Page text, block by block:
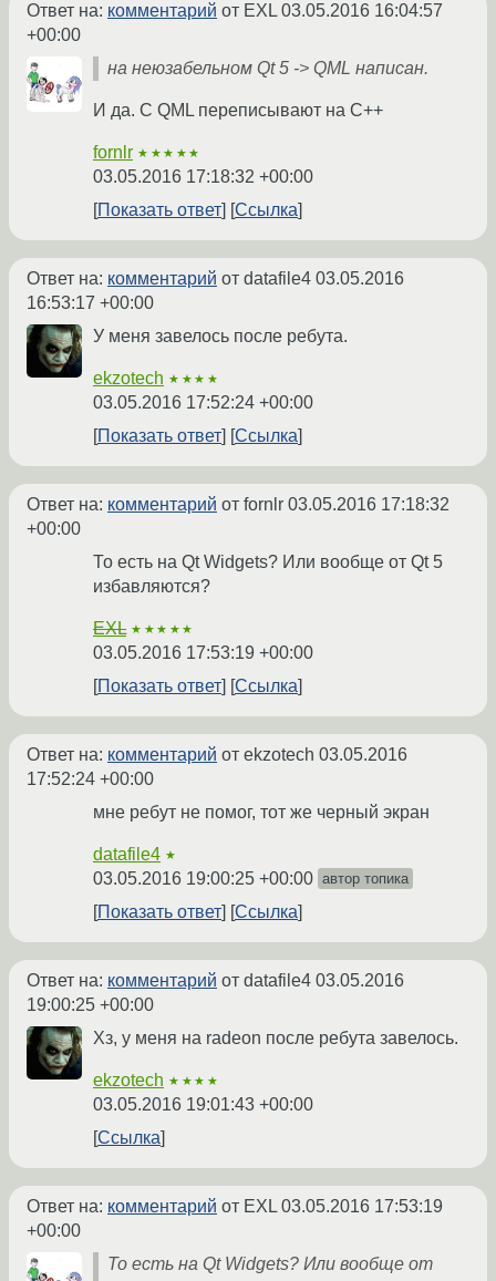
Ответ на: комментарий от EXL 03.05.2016 16:04:57
+00:00
на неюзабельном Qt 5 -> QML написан.
И да. C QML переписывают на C++
fornlr ★★★★★
03.05.2016 17:18:32 +00:00
Показать ответ
Ссылка
Ответ на: комментарий от datafile4 03.05.2016
16:53:17 +00:00
У меня завелось после ребута.
ekzotech ★★★★
03.05.2016 17:52:24 +00:00
Показать ответ
Ссылка
Ответ на: комментарий от fornlr 03.05.2016 17:18:32
+00:00
То есть на Qt Widgets? Или вообще от Qt 5
избавляются?
EXL ★★★★★
03.05.2016 17:53:19 +00:00
Показать ответ
Ссылка
Ответ на: комментарий от ekzotech 03.05.2016
17:52:24 +00:00
мне ребут не помог, тот же черный экран
datafile4 ★
03.05.2016 19:00:25 +00:00 автор топика
Показать ответ Ссылка
Ответ на: комментарий от datafile4 03.05.2016
19:00:25 +00:00
Хз, у меня на radeon после ребута завелось.
ekzotech ★★★★
03.05.2016 19:01:43 +00:00
Ссылка
Ответ на: комментарий от EXL 03.05.2016 17:53:19
+00:00
То есть на Qt Widgets? Или вообще от